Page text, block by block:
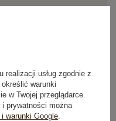
usług zgodnie z
określić warunki
w Twojej przeglądarce.
prywatności można
warunki Google